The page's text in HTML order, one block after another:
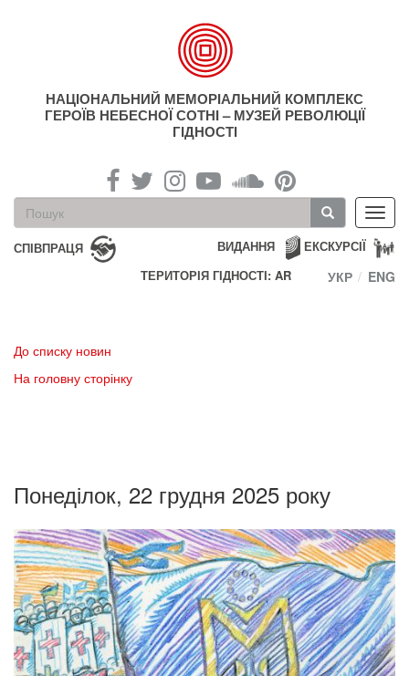
НАЦІОНАЛЬНИЙ МЕМОРІАЛЬНИЙ КОМПЛЕКС
ГЕРОЇВ НЕБЕСНОЇ СОТНІ – МУЗЕЙ РЕВОЛЮЦІЇ
ГІДНОСТІ
Пошукова
форма
Пошук
СПІВПРАЦЯ ЕКСКУРСІЇ
ВИДАННЯ
ТЕРИТОРІЯ ГІДНОСТІ: AR
УКР ENG
До списку новин
На головну сторінку
Понеділок, 22 грудня 2025 року